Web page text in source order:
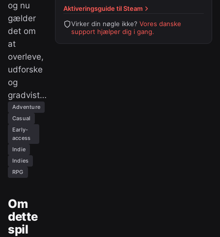
og nu
gælder
det om
at
overleve,
udforske
og
gradvist…
Adventure
Casual
Early-
access
Indie
Indies
RPG
Aktiveringsguide tilSteam
Virker din nøgle ikke? Vores danske
support hjælper dig i gang.
Om
dette
spil